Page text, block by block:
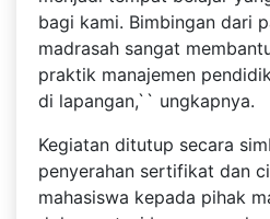
bagi kami. Bimbingan dari
madrasah sangat
praktik manajemen
di lapangan,`` ungkapnya.
Kegiatan ditutup secara
penyerahan sertifikat dan
mahasiswa kepada pihak